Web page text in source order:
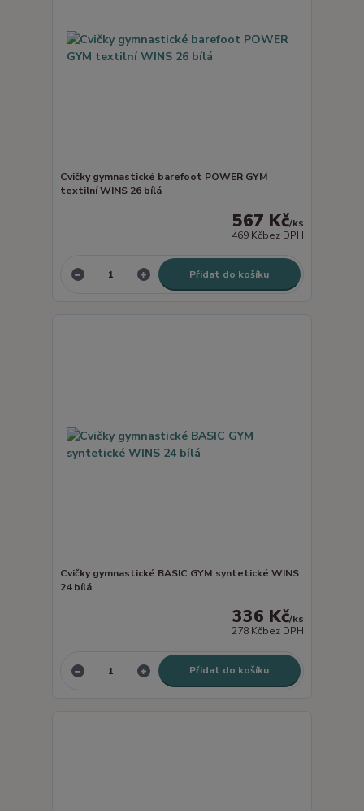
Cvičky gymnastické barefoot POWER GYM
textilní WINS 26 bílá
567 Kč/ks
469 Kčbez DPH
Přidat do košíku
Cvičky gymnastické BASIC GYM syntetické WINS
24 bílá
336 Kč/ks
278 Kčbez DPH
Přidat do košíku